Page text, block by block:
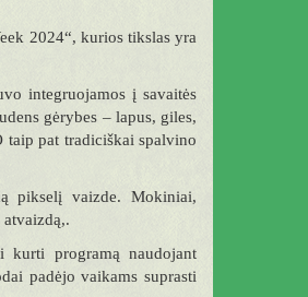
2024“, kurios tikslas yra
integruojamos į savaitės
gėrybes – lapus, giles,
taip pat tradiciškai spalvino
pikselį vaizde. Mokiniai,
kurti programą naudojant
padėjo vaikams suprasti